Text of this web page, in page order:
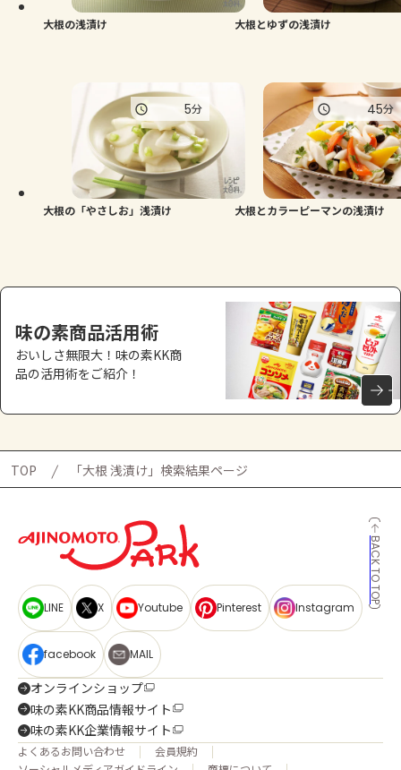
お買い物
大根の浅漬け 大根とゆずの浅漬け
大根の「やさしお」浅漬け
5分
大根とカラーピーマンの浅漬け
45分
味の素商品活用術
おいしさ無限大！味の素KK商
品の活用術をご紹介！
TOP 「大根 浅漬け」検索結果ページ
BACK TO TOP
LINE X Youtube Pinterest Instagram
facebook MAIL
オンラインショップ
味の素KK商品情報サイト
味の素KK企業情報サイト
よくあるお問い合わせ
会員規約